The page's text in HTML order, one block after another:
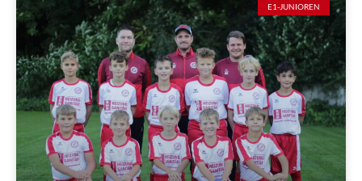
E1-JUNIOREN